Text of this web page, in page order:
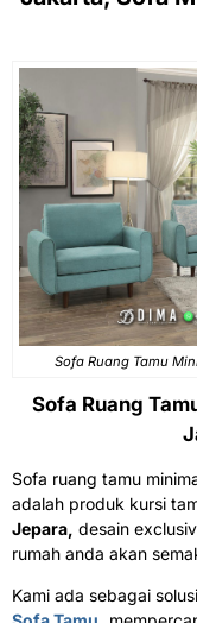
Sofa Ruang Tamu
Sofa Ruang
Sofa ruang tamu
adalah produk kursi
Jepara, desain
rumah anda akan
Kami ada sebagai